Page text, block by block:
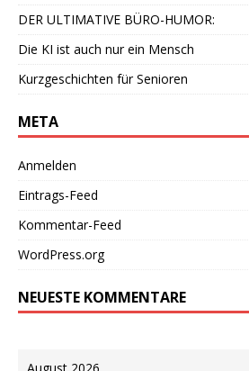
DER ULTIMATIVE BÜRO-HUMOR:
Die KI ist auch nur ein Mensch
Kurzgeschichten für Senioren
META
Anmelden
Eintrags-Feed
Kommentar-Feed
WordPress.org
NEUESTE KOMMENTARE
August 2026